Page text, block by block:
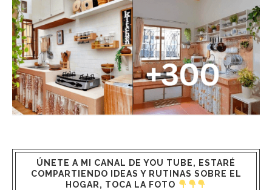
ÚNETE A MI CANAL DE YOU TUBE, ESTARÉ
COMPARTIENDO IDEAS Y RUTINAS SOBRE EL
HOGAR, TOCA LA FOTO